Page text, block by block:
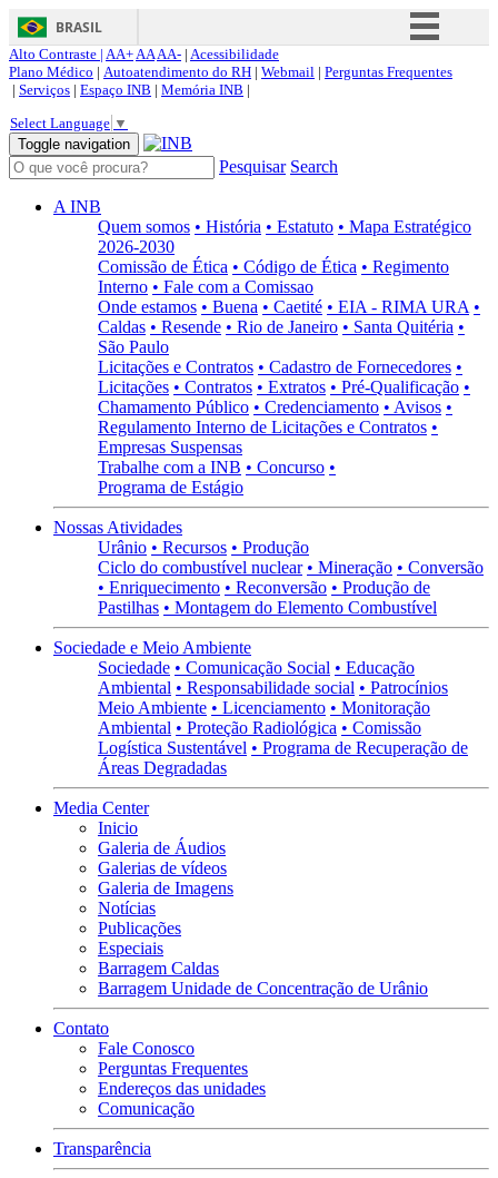
BRASIL
Simplifique!
Acesso à informação
Canais
Alto Contraste | AA+AAAA- | Acessibilidade
Plano Médico | Autoatendimento do RH | Webmail | Perguntas Frequentes
| Serviços | Espaço INB | Memória INB |
Select Language ▼
Toggle navigation
Pesquisar Search
A INB
Quem somos • História • Estatuto • Mapa Estratégico
2026-2030
Comissão de Ética • Código de Ética • Regimento
Interno • Fale com a Comissao
Onde estamos • Buena • Caetité • EIA - RIMA URA •
Caldas • Resende • Rio de Janeiro • Santa Quitéria •
São Paulo
Licitações e Contratos • Cadastro de Fornecedores •
Licitações • Contratos • Extratos • Pré-Qualificação •
Chamamento Público • Credenciamento • Avisos •
Regulamento Interno de Licitações e Contratos •
Empresas Suspensas
Trabalhe com a INB • Concurso •
Programa de Estágio
Nossas Atividades
Urânio • Recursos • Produção
Ciclo do combustível nuclear • Mineração • Conversão
• Enriquecimento • Reconversão • Produção de
Pastilhas • Montagem do Elemento Combustível
Sociedade e Meio Ambiente
Sociedade • Comunicação Social • Educação
Ambiental • Responsabilidade social • Patrocínios
Meio Ambiente • Licenciamento • Monitoração
Ambiental • Proteção Radiológica • Comissão
Logística Sustentável • Programa de Recuperação de
Áreas Degradadas
Media Center
Inicio
Galeria de Áudios
Galerias de vídeos
Galeria de Imagens
Notícias
Publicações
Especiais
Barragem Caldas
Barragem Unidade de Concentração de Urânio
Contato
Fale Conosco
Perguntas Frequentes
Endereços das unidades
Comunicação
Transparência